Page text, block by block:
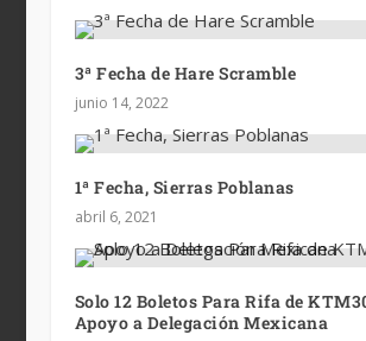
3ª Fecha de Hare Scramble
junio 14, 2022
1ª Fecha, Sierras Poblanas
abril 6, 2021
Solo 12 Boletos Para Rifa de
Apoyo a Delegación Mexicana